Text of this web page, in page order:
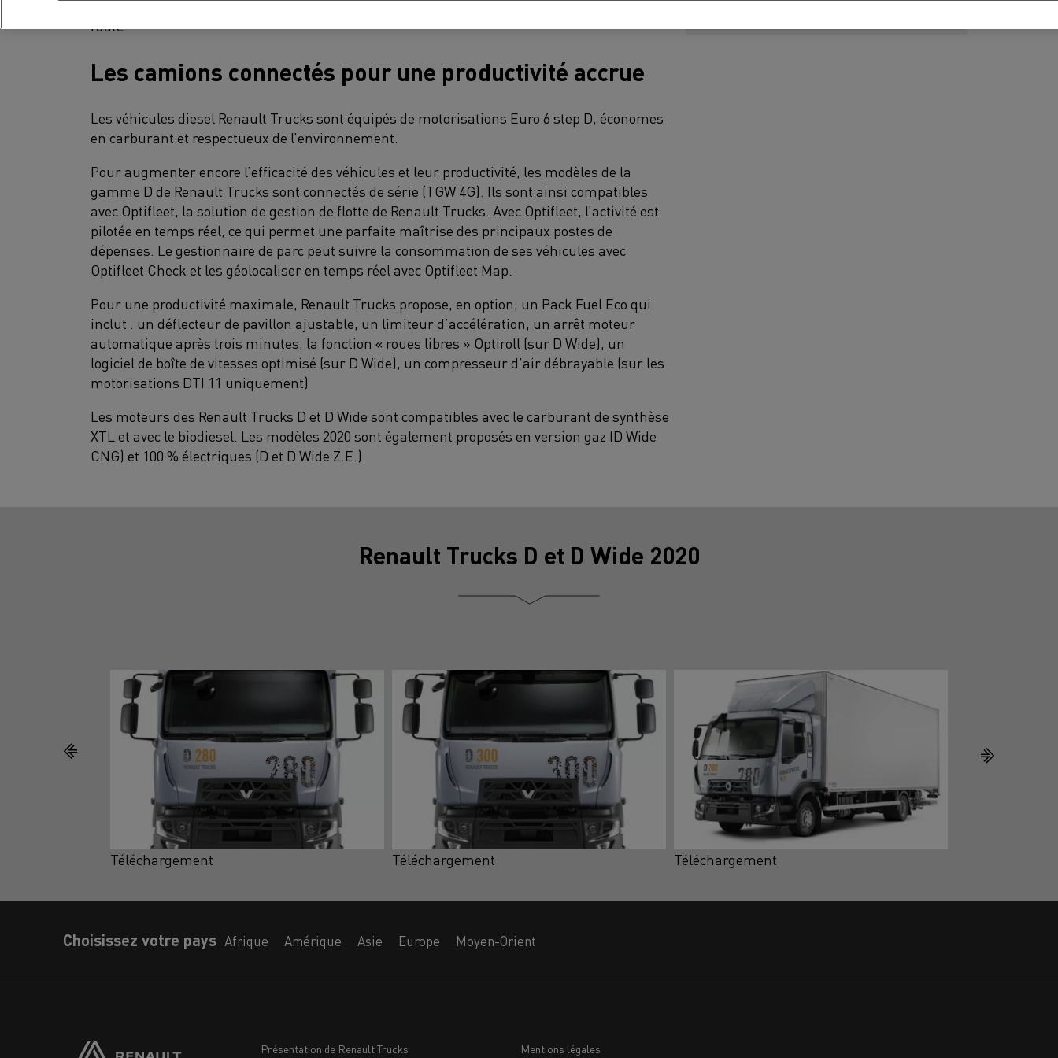
avertisseur sonore de marche arrière, pour une protection renforcée des usagers de la
route.
Les camions connectés pour une productivité accrue
Les véhicules diesel Renault Trucks sont équipés de motorisations Euro 6 step D, économes
en carburant et respectueux de l’environnement.
Pour augmenter encore l’efficacité des véhicules et leur productivité, les modèles de la
gamme D de Renault Trucks sont connectés de série (TGW 4G). Ils sont ainsi compatibles
avec Optifleet, la solution de gestion de flotte de Renault Trucks. Avec Optifleet, l’activité est
pilotée en temps réel, ce qui permet une parfaite maîtrise des principaux postes de
dépenses. Le gestionnaire de parc peut suivre la consommation de ses véhicules avec
Optifleet Check et les géolocaliser en temps réel avec Optifleet Map.
Pour une productivité maximale, Renault Trucks propose, en option, un Pack Fuel Eco qui
inclut : un déflecteur de pavillon ajustable, un limiteur d’accélération, un arrêt moteur
automatique après trois minutes, la fonction « roues libres » Optiroll (sur D Wide), un
logiciel de boîte de vitesses optimisé (sur D Wide), un compresseur d’air débrayable (sur les
motorisations DTI 11 uniquement)
Les moteurs des Renault Trucks D et D Wide sont compatibles avec le carburant de synthèse
XTL et avec le biodiesel. Les modèles 2020 sont également proposés en version gaz (D Wide
CNG) et 100 % électriques (D et D Wide Z.E.).
Renault Trucks D et D Wide 2020
Téléchargement Téléchargement Téléchargement
Choisissez votre pays Afrique Amérique Asie Europe Moyen-Orient
Présentation de Renault Trucks Mentions légales